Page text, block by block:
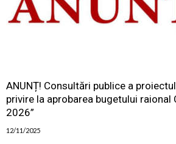
ANUNȚ! Consultări publice a
privire la aprobarea bugetului raional
2026”
12/11/2025